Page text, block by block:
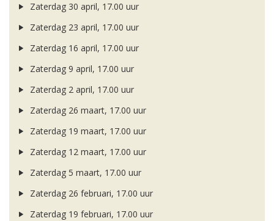
Zaterdag 30 april, 17.00 uur
Zaterdag 23 april, 17.00 uur
Zaterdag 16 april, 17.00 uur
Zaterdag 9 april, 17.00 uur
Zaterdag 2 april, 17.00 uur
Zaterdag 26 maart, 17.00 uur
Zaterdag 19 maart, 17.00 uur
Zaterdag 12 maart, 17.00 uur
Zaterdag 5 maart, 17.00 uur
Zaterdag 26 februari, 17.00 uur
Zaterdag 19 februari, 17.00 uur